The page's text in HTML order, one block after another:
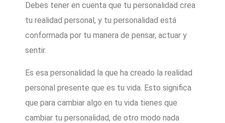
Debes tener en cuenta que tu personalidad crea
tu realidad personal, y tu personalidad está
conformada por tu manera de pensar, actuar y
sentir.
Es esa personalidad la que ha creado la realidad
personal presente que es tu vida. Esto significa
que para cambiar algo en tu vida tienes que
cambiar tu personalidad, de otro modo nada